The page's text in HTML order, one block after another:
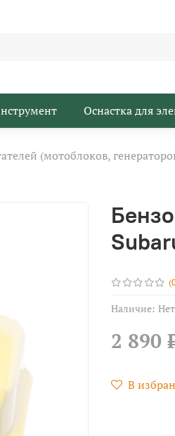
Оснастка для
(мотоблоков,
Наличие:
2 890
В